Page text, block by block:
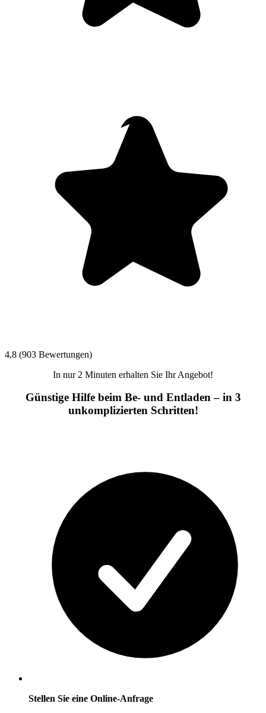
4,8 (903 Bewertungen)
In nur 2 Minuten erhalten Sie Ihr Angebot!
Günstige Hilfe beim Be- und Entladen – in 3
unkomplizierten Schritten!
Stellen Sie eine Online-Anfrage